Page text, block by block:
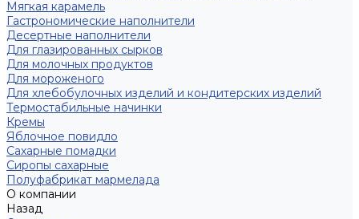
Мягкая карамель
Гастрономические наполнители
Десертные наполнители
Для глазированных сырков
Для молочных продуктов
Для мороженого
Для хлебобулочных изделий и кондитерских изделий
Термостабильные начинки
Кремы
Яблочное повидло
Сахарные помадки
Сиропы сахарные
Полуфабрикат мармелада
О компании
Назад